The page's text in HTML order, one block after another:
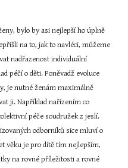
bylo by asi nejlepší ho úplně
na to, jak to navléci, můžeme
nadřazenost individuální
péčí o děti. Poněvadž evoluce
je nutné ženám maximálně
ji. Například nařízením co
péče soudružek z jeslí.
odborníků sice mluví o
věku je pro dítě tím nejlepším,
na rovné příležitosti a rovné